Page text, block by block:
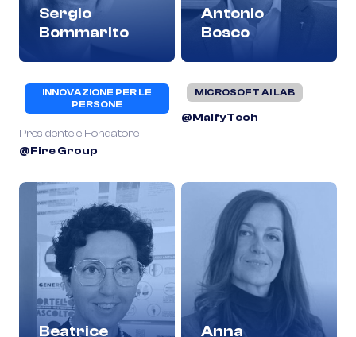
Sergio
Bommarito
INNOVAZIONE PER LE
PERSONE
Presidente e Fondatore
@Fire Group
Antonio
Bosco
MICROSOFT AI LAB
@MalfyTech
Beatrice
Anna